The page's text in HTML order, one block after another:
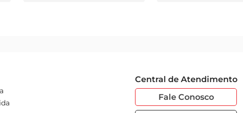
Central de Atendimento
Fale Conosco